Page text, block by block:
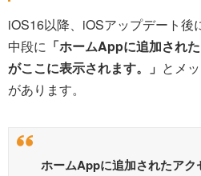
iOS16以降、iOSアップデート後
中段に 「ホームAppに追加され
がここに表示されます。」 とメ
があります。
ホームAppに追加されたア